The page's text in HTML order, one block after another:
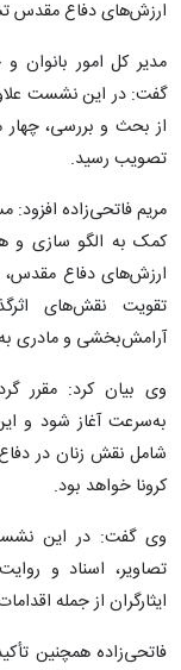
ارزش‌های دفاع مقدس
مدیر کل امور بانوان
گفت: در این نشست
از بحث و بررسی، چهار
تصویب رسید.
مریم فاتحی‌زاده
کمک به الگو سازی و
ارزش‌های دفاع مقدس،
تقویت نقش‌های
آرامش‌بخشی و مادری
وی بیان کرد: مقرر
به‌سرعت آغاز شود و
کرونا خواهد بود.
وی گفت: در این
تصاویر، اسناد و
ایثارگران از جمله
فاتحی‌زاده همچنین